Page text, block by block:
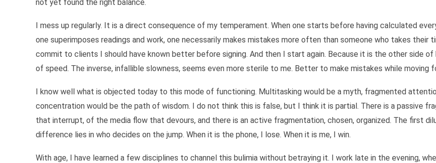
not yet found the right balance.
I mess up regularly. It is a direct consequence of my temperament. When one starts before having calculated
one superimposes readings and work, one necessarily makes mistakes more often than someone who takes their
commit to clients I should have known better before signing. And then I start again. Because it is the other side
of speed. The inverse, infallible slowness, seems even more sterile to me. Better to make mistakes while moving
I know well what is objected today to this mode of functioning. Multitasking would be a myth, fragmented
concentration would be the path of wisdom. I do not think this is false, but I think it is partial. There is a passive
that interrupt, of the media flow that devours, and there is an active fragmentation, chosen, organized. The first
difference lies in who decides on the jump. When it is the phone, I lose. When it is me, I win.
With age, I have learned a few disciplines to channel this bulimia without betraying it. I work late in the evening,